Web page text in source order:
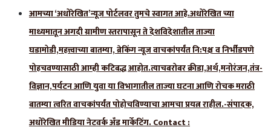
आमच्या ‘अधोरेखित’न्यूज पोर्टलवर तुमचे स्वागत आहे.अधोरेखित च्या
माध्यमातून अगदी ग्रामीण स्तरापासून ते देशविदेशातील ताज्या
घडामोडी,महत्त्वाच्या बातम्या, ब्रेकिंग न्यूज वाचकांपर्यंत नि:पक्ष व निर्भीडपणे
पोहचवण्यासाठी आम्ही कटिबद्ध आहोत.त्याचबरोबर क्रीडा,अर्थ,मनोरंजन,तंत्र-
विज्ञान,पर्यटन आणि युवा या विभागातील ताज्या घटना आणि रोचक मराठी
बातम्या त्वरित वाचकांपर्यंत पोहोचविण्याचा आमचा प्रयत्न राहील.-संपादक,
अधोरेखित मीडिया नेटवर्क अँड मार्केटिंग. Contact :